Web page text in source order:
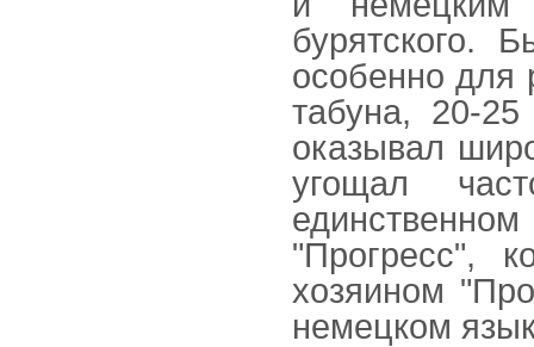
бурятского.
особенно для
табуна, 20-
оказывал
угощал
"Прогресс",
хозяином
немецком